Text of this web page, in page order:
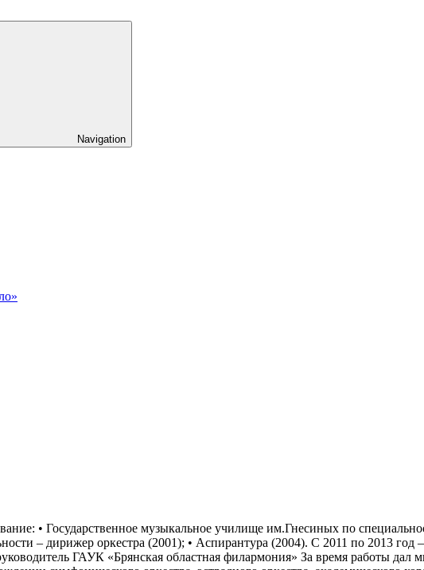
Navigation
Государственное музыкальное училище им.Гнесиных по
– дирижер оркестра (2001); • Аспирантура (2004). С 2011 по 2013 год
ГАУК «Брянская областная филармония» За время работы дал